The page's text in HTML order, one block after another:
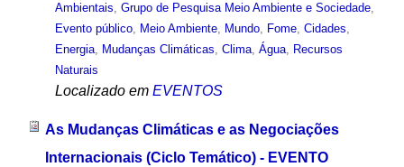
Ambientais, Grupo de Pesquisa Meio Ambiente e Sociedade,
Evento público, Meio Ambiente, Mundo, Fome, Cidades,
Energia, Mudanças Climáticas, Clima, Água, Recursos
Naturais
Localizado em EVENTOS
As Mudanças Climáticas e as Negociações
Internacionais (Ciclo Temático) - EVENTO